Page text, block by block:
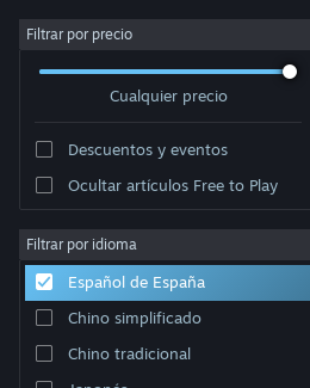
Iniciar sesión
Acerca de
Soporte
Cambiar idioma
Filtrar por precio
Cualquier precio
Descuentos y eventos
Ocultar artículos Free to Play
Filtrar por idioma
Español de España
Chino simplificado
Chino tradicional
Desarrollador: Mad Triangles
Ordenar por Relevancia
0 resultados coinciden con la búsqueda.